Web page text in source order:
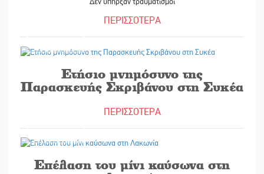
ΠΕΡΙΣΣΟΤΕΡΑ
Ετήσιο μνημόσυνο της
Παρασκευής Σκριβάνου στη Συκέα
ΠΕΡΙΣΣΟΤΕΡΑ
Επέλαση του μίνι καύσωνα στη